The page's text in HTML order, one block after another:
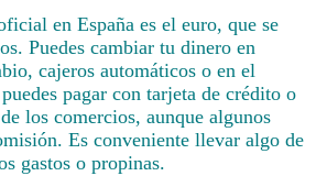
en España es el euro, que se
Puedes cambiar tu dinero en
cajeros automáticos o en el
pagar con tarjeta de crédito o
los comercios, aunque algunos
Es conveniente llevar algo de
gastos o propinas.